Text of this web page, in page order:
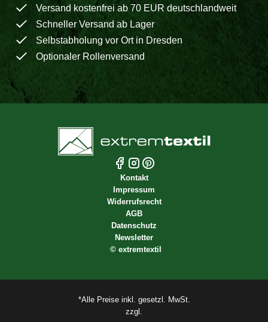
Versand kostenfrei ab 70 EUR deutschlandweit
Schneller Versand ab Lager
Selbstabholung vor Ort in Dresden
Optionaler Rollenversand
Kontakt
Impressum
Widerrufsrecht
AGB
Datenschutz
Newsletter
© extremtextil
*Alle Preise inkl. gesetzl. MwSt.
zzgl.